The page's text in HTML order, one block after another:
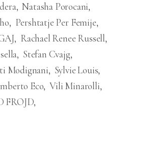
Natasha Porocani
Pershtatje Per Femije
Rachael Renee Russell
Stefan Cvajg
Modignani
Sylvie Louis
Eco Vili Minarolli
FROJD